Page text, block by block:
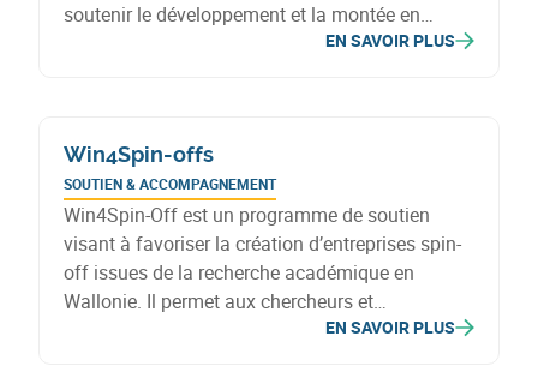
soutenir le développement et la montée en
puissance d'industries biobasées compétitives
centrale).
EN SAVOIR PLUS
Win4Spin-offs
SOUTIEN & ACCOMPAGNEMENT
Win4Spin-Off est un programme de soutien
visant à favoriser la création d’entreprises spin-
off issues de la recherche académique en
Wallonie. Il permet aux chercheurs et
entrepreneurs de bénéficier d’unEN SAVOIR PLUS